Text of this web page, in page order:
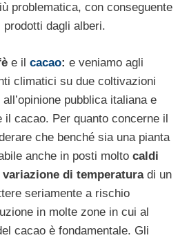
problematica, con conseguente
dagli alberi.
e il cacao: e veniamo agli
climatici su due coltivazioni
pubblica italiana e
il cacao. Per quanto concerne il
che benché sia una pianta
anche in posti molto caldi
variazione di temperaturadi un
seriamente a rischio
in molte zone in cui al
cacao è fondamentale. Gli